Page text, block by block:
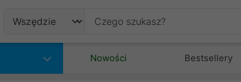
Nowości Bestsellery